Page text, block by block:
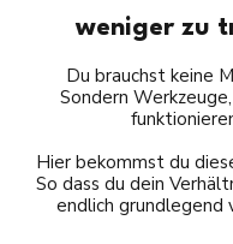
weniger zu
Du brauchst keine
Sondern
Hier bekommst du
So dass du dein
endlich grundlegend